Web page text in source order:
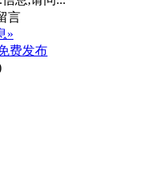
»
费发布